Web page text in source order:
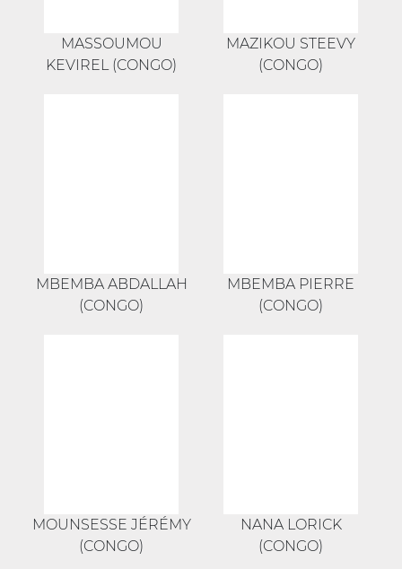
MASSOUMOU
KEVIREL (CONGO)
MAZIKOU STEEVY
(CONGO)
MBEMBA ABDALLAH
(CONGO)
MBEMBA PIERRE
(CONGO)
MOUNSESSE JÉRÉMY
(CONGO)
NANA LORICK
(CONGO)